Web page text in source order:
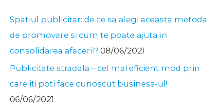
Spatiul publicitar: de ce sa alegi aceasta metoda
de promovare si cum te poate ajuta in
consolidarea afacerii? 08/06/2021
Publicitate stradala – cel mai eficient mod prin
care iti poti face cunoscut business-ul!
06/06/2021